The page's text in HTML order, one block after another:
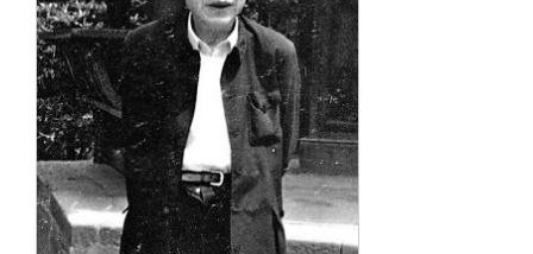
理事会名单
制度法规
联系我们